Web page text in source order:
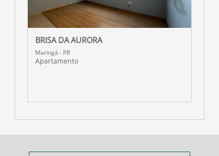
BRISA DA AURORA
Maringá - PR
Apartamento